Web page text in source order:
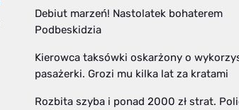
Debiut marzeń! Nastolatek bohaterem
Podbeskidzia
Kierowca taksówki oskarżony o
pasażerki. Grozi mu kilka lat za kratami
Rozbita szyba i ponad 2000 zł strat.